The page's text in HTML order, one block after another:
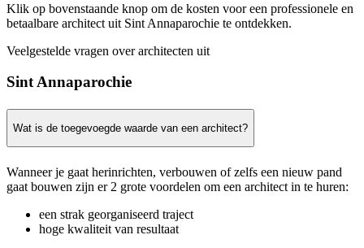
Klik op bovenstaande knop om de kosten voor een professionele en
betaalbare architect uit Sint Annaparochie te ontdekken.
Veelgestelde vragen over architecten uit
Sint Annaparochie
Wat is de toegevoegde waarde van een architect?
Wanneer je gaat herinrichten, verbouwen of zelfs een nieuw pand
gaat bouwen zijn er 2 grote voordelen om een architect in te huren:
een strak georganiseerd traject
hoge kwaliteit van resultaat